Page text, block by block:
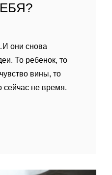
они снова
То ребенок, то
вины, то
сейчас не время.